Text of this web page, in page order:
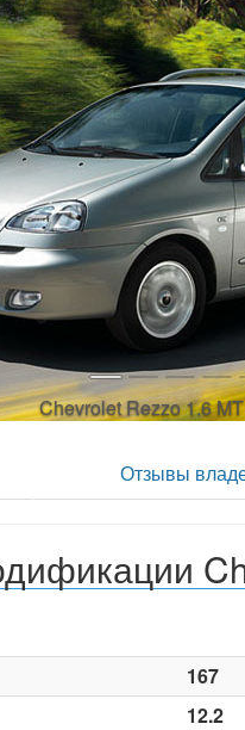
Отзывы
167
12.2